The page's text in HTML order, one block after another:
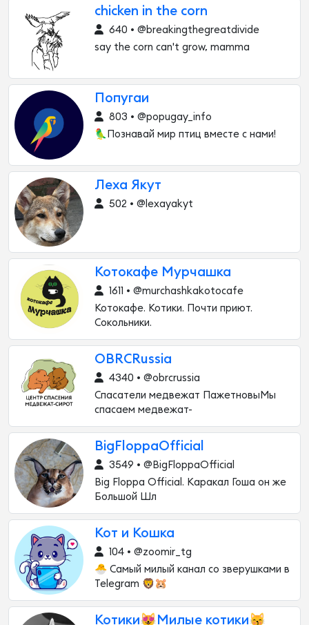
сhicken in the corn
640 • @breakingthegreatdivide
say the corn can't grow, mamma
Попугаи
803 • @popugay_info
🦜Познавай мир птиц вместе с нами!
Леха Якут
502 • @lexayakyt
Котокафе Мурчашка
1611 • @murchashkakotocafe
Котокафе. Котики. Почти приют.
Сокольники.
OBRCRussia
4340 • @obrcrussia
Спасатели медвежат ПажетновыМы
спасаем медвежат-
BigFloppaOfficial
3549 • @BigFloppaOfficial
Big Floppa Official. Каракал Гоша он же
Большой Шл
Кот и Кошка
104 • @zoomir_tg
🐣 Самый милый канал со зверушками в
Telegram 🦁🐹
Котики😻Милые котики😽